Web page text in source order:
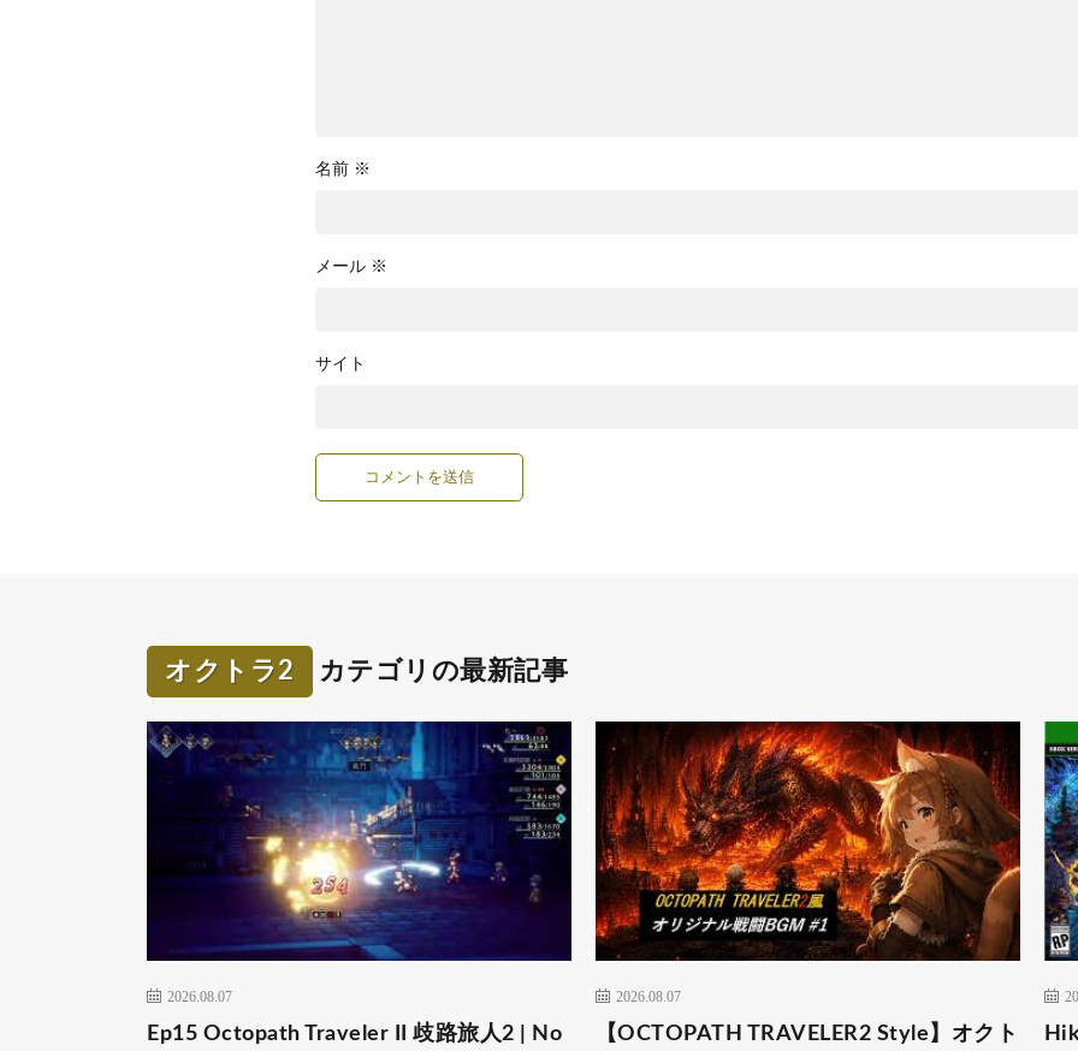
名前 ※
メール ※
サイト
オクトラ2 カテゴリの最新記事
2026.08.07
Ep15 Octopath Traveler II 歧路旅人2 | No
2026.08.07
【OCTOPATH TRAVELER2 Style】オクト